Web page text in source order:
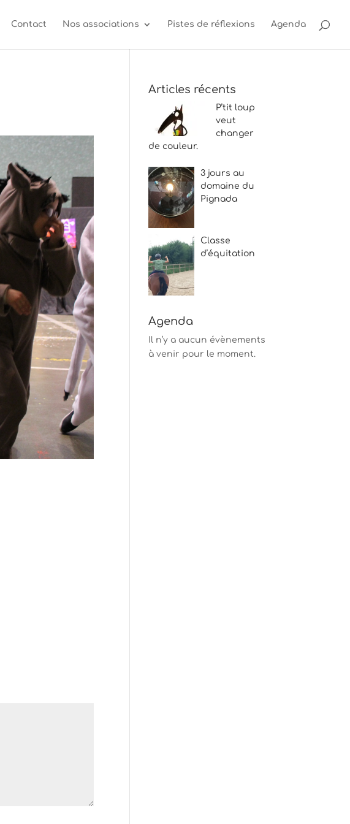
Contact Nos associations Pistes de réflexions Agenda
Articles récents
P’tit loup
veut
changer
de couleur.
3 jours au
domaine du
Pignada
Classe
d’équitation
Agenda
Il n’y a aucun évènements
à venir pour le moment.